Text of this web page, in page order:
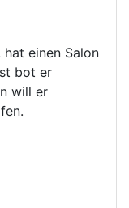
hat einen Salon
bot er
will er